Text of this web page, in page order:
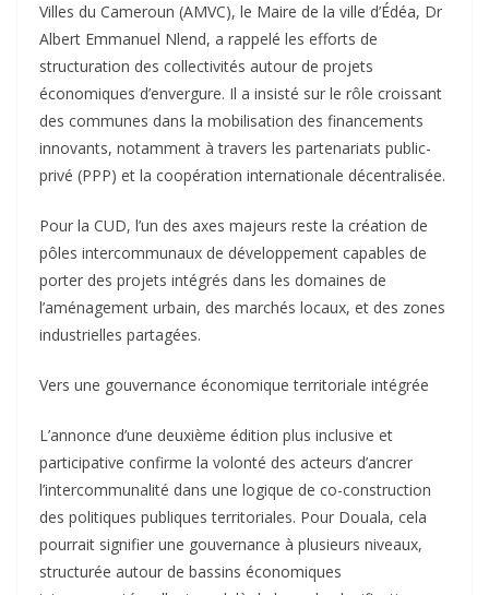
Villes du Cameroun (AMVC), le Maire de la ville d’Édéa, Dr
Albert Emmanuel Nlend, a rappelé les efforts de
structuration des collectivités autour de projets
économiques d’envergure. Il a insisté sur le rôle croissant
des communes dans la mobilisation des financements
innovants, notamment à travers les partenariats public-
privé (PPP) et la coopération internationale décentralisée.
Pour la CUD, l’un des axes majeurs reste la création de
pôles intercommunaux de développement capables de
porter des projets intégrés dans les domaines de
l’aménagement urbain, des marchés locaux, et des zones
industrielles partagées.
Vers une gouvernance économique territoriale intégrée
L’annonce d’une deuxième édition plus inclusive et
participative confirme la volonté des acteurs d’ancrer
l’intercommunalité dans une logique de co-construction
des politiques publiques territoriales. Pour Douala, cela
pourrait signifier une gouvernance à plusieurs niveaux,
structurée autour de bassins économiques